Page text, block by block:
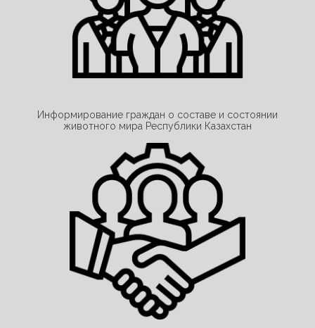
Информирование граждан о составе и состоянии
животного мира Республики Казахстан